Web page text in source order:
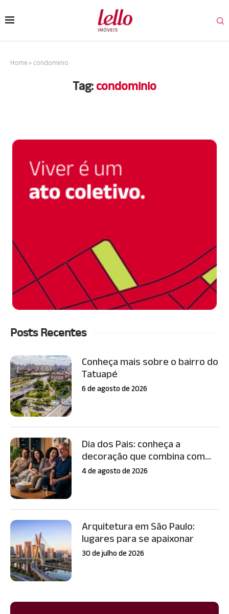
Home » condominio
Tag: condominio
Posts Recentes
Conheça mais sobre o bairro do
Tatuapé
6 de agosto de 2026
Dia dos Pais: conheça a
decoração que combina com...
4 de agosto de 2026
Arquitetura em São Paulo:
lugares para se apaixonar
30 de julho de 2026